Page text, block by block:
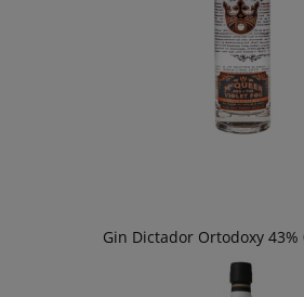
Gin Dictador Ortodoxy 43%